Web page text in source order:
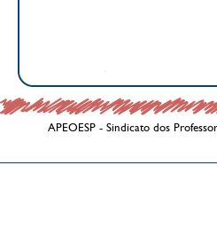
APEOESP - Sindicato dos